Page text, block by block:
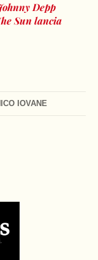
IOVANE
Depp
Sun lancia